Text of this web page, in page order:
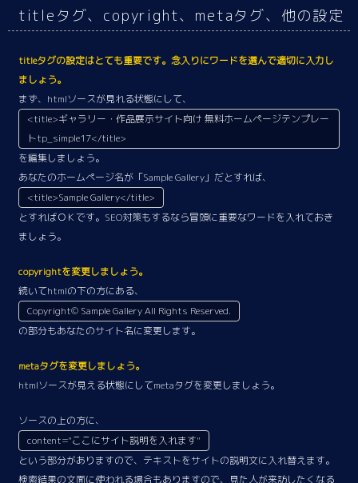
titleタグ、copyright、metaタグ、他の設定
titleタグの設定はとても重要です。念入りにワードを選んで適切に入力し
ましょう。
まず、htmlソースが見れる状態にして、
<title>ギャラリー・作品展示サイト向け 無料ホームページテンプレー
トtp_simple17</title>
を編集しましょう。
あなたのホームページ名が「Sample Gallery」だとすれば、
<title>Sample Gallery</title>
とすればＯＫです。SEO対策もするなら冒頭に重要なワードを入れておき
ましょう。
copyrightを変更しましょう。
続いてhtmlの下の方にある、
Copyright© Sample Gallery All Rights Reserved.
の部分もあなたのサイト名に変更します。
metaタグを変更しましょう。
htmlソースが見える状態にしてmetaタグを変更しましょう。
ソースの上の方に、
content="ここにサイト説明を入れます"
という部分がありますので、テキストをサイトの説明文に入れ替えます。
検索結果の文面に使われる場合もありますので、見た人が来訪したくなる